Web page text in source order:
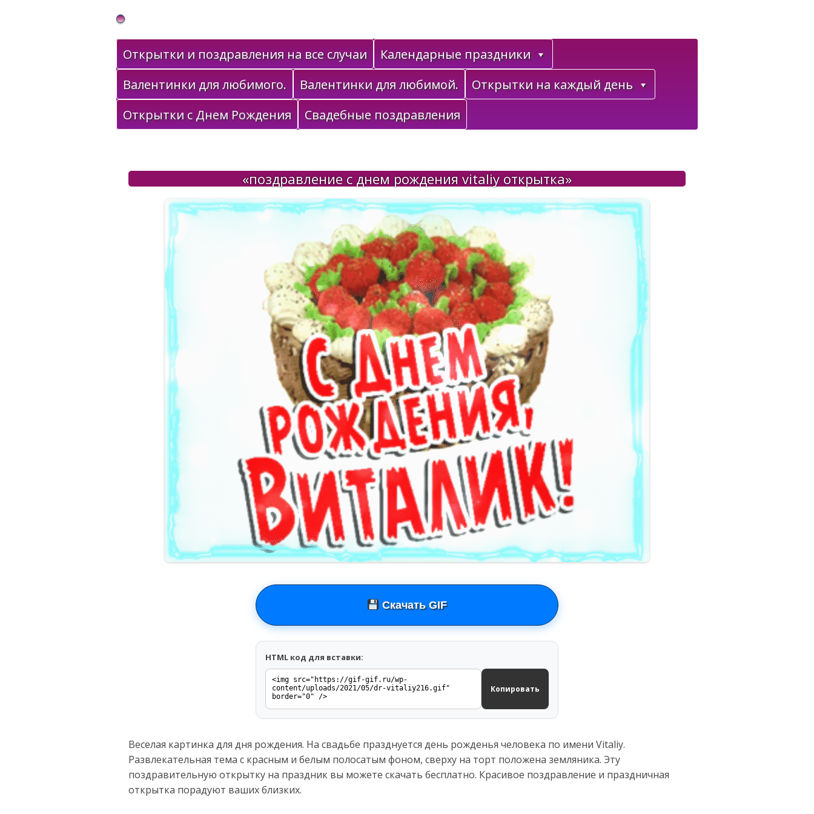
Gif Открытки в подарок
Открытки и поздравления на все случаи
Календарные праздники
Валентинки для любимого.
Валентинки для любимой.
Открытки на каждый день
Открытки с Днем Рождения
Свадебные поздравления
«поздравление с днем рождения vitaliy открытка»
Скачать GIF
HTML код для вставки:
Копировать
Веселая картинка для дня рождения. На свадьбе празднуется день рожденья человека по имени Vitaliy.
Развлекательная тема с красным и белым полосатым фоном, сверху на торт положена земляника. Эту
поздравительную открытку на праздник вы можете скачать бесплатно. Красивое поздравление и праздничная
открытка порадуют ваших близких.